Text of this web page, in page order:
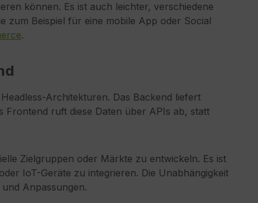
können. Es ist auch leichter, verschiedene
zum Beispiel für eine mobile App oder Social
.
Architekturen. Das Backend liefert
ruft diese Daten über APIs ab, statt
Zielgruppen oder Märkte zu entwickeln. Es ist
IoT-Geräte zu integrieren. Die Unabhängigkeit
Anpassungen.